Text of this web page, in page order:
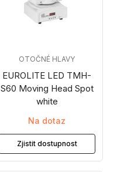
EUROLITE LED TMH-
S60 Moving Head Spot
white
OTOČNÉ HLAVY
Na dotaz
Zjistit dostupnost